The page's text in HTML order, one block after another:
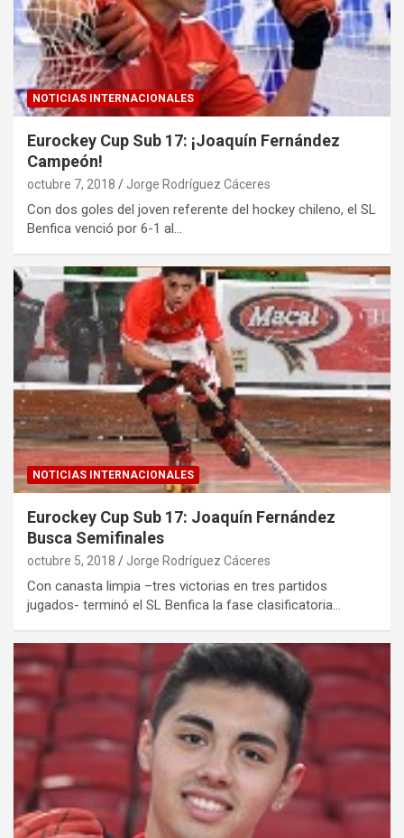
NOTICIAS INTERNACIONALES
Eurockey Cup Sub 17: ¡Joaquín Fernández
Campeón!
octubre 7, 2018 Jorge Rodríguez Cáceres
Con dos goles del joven referente del hockey chileno, el SL
Benfica venció por 6-1 al…
NOTICIAS INTERNACIONALES
Eurockey Cup Sub 17: Joaquín Fernández
Busca Semifinales
octubre 5, 2018 Jorge Rodríguez Cáceres
Con canasta limpia –tres victorias en tres partidos
jugados- terminó el SL Benfica la fase clasificatoria…